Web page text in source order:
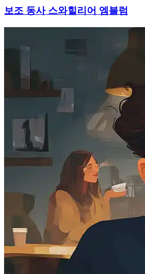
보조 동사 스와힐리어 엠블럼